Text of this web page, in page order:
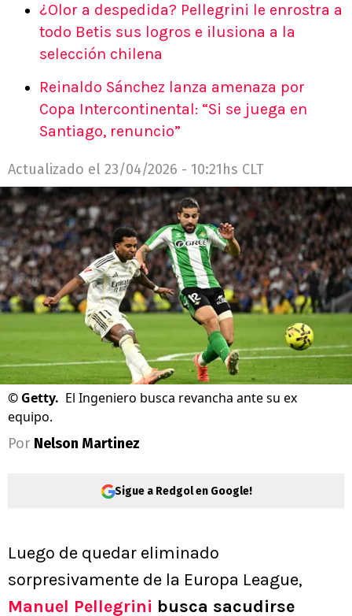
¿Olor a despedida? Pellegrini le enrostra a
todo Betis sus logros e ilusiona a la
selección chilena
Reinaldo Sánchez lanza amenaza por
Copa Intercontinental: “Si se juega en
Santiago, renuncio”
Actualizado el 23/04/2026 - 10:21hs CLT
© Getty. El Ingeniero busca revancha ante su ex
equipo.
Por Nelson Martinez
Sigue a Redgol en Google!
Luego de quedar eliminado
sorpresivamente de la Europa League,
Manuel Pellegrini busca sacudirse